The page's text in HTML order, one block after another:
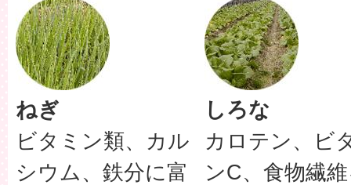
ねぎ
ビタミン類、カル
シウム、鉄分に富
しろな
カロテン、ビ
ンC、食物繊